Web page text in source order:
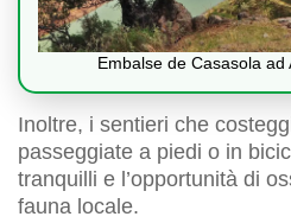
Embalse de Casasola
Inoltre, i sentieri che
passeggiate a piedi o in
tranquilli e l’opportunità di
fauna locale.